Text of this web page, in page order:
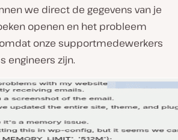
we direct de gegevens van je
openen en het probleem
onze supportmedewerkers
engineers zijn.